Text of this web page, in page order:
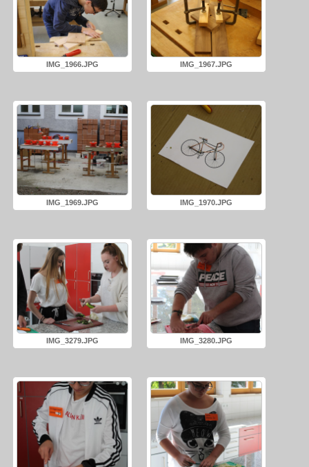
IMG_1966.JPG IMG_1967.JPG
IMG_1969.JPG IMG_1970.JPG
IMG_3279.JPG IMG_3280.JPG